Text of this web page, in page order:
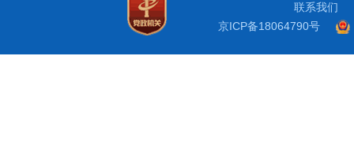
联系我们
京ICP备18064790号